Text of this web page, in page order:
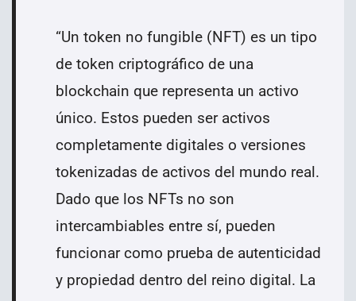
“Un token no fungible (NFT) es un tipo
de token criptográfico de una
blockchain que representa un activo
único. Estos pueden ser activos
completamente digitales o versiones
tokenizadas de activos del mundo real.
Dado que los NFTs no son
intercambiables entre sí, pueden
funcionar como prueba de autenticidad
y propiedad dentro del reino digital. La